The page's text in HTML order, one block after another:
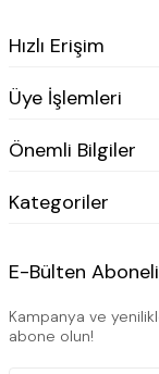
Hızlı Erişim
Üye İşlemleri
Önemli Bilgiler
Kategoriler
E-Bülten
Kampanya ve
abone olun!